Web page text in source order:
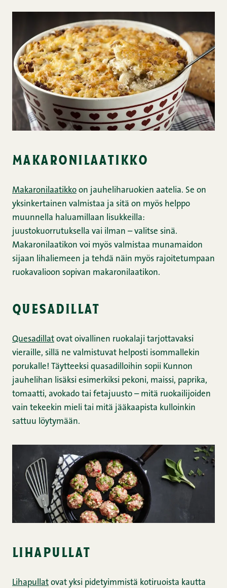
makaronilaatikko
Makaronilaatikko on jauheliharuokien aatelia. Se on
yksinkertainen valmistaa ja sitä on myös helppo
muunnella haluamillaan lisukkeilla:
juustokuorrutuksella vai ilman – valitse sinä.
Makaronilaatikon voi myös valmistaa munamaidon
sijaan lihaliemeen ja tehdä näin myös rajoitetumpaan
ruokavalioon sopivan makaronilaatikon.
quesadillat
Quesadillat ovat oivallinen ruokalaji tarjottavaksi
vieraille, sillä ne valmistuvat helposti isommallekin
porukalle! Täytteeksi quasadilloihin sopii Kunnon
jauhelihan lisäksi esimerkiksi pekoni, maissi, paprika,
tomaatti, avokado tai fetajuusto – mitä ruokailijoiden
vain tekeekin mieli tai mitä jääkaapista kulloinkin
sattuu löytymään.
lihapullat
Lihapullat ovat yksi pidetyimmistä kotiruoista kautta